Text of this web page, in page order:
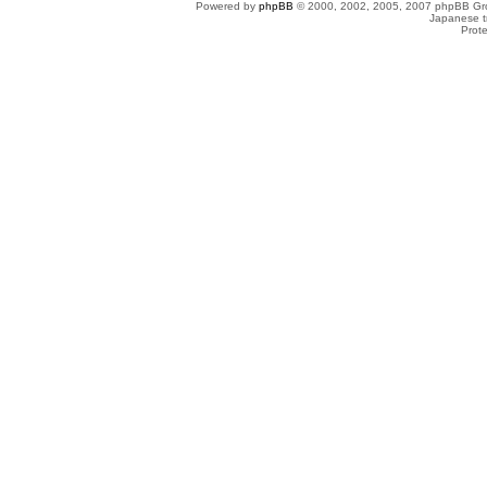
Powered by phpBB © 2000, 2002, 2005, 2007 phpBB
Japanese